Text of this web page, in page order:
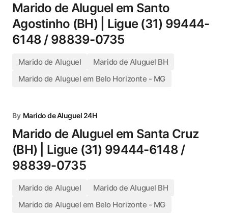
Marido de Aluguel em Santo
Agostinho (BH) | Ligue (31) 99444-
6148 / 98839-0735
Marido de Aluguel
Marido de Aluguel BH
Marido de Aluguel em Belo Horizonte - MG
By Marido de Aluguel 24H
Marido de Aluguel em Santa Cruz
(BH) | Ligue (31) 99444-6148 /
98839-0735
Marido de Aluguel
Marido de Aluguel BH
Marido de Aluguel em Belo Horizonte - MG